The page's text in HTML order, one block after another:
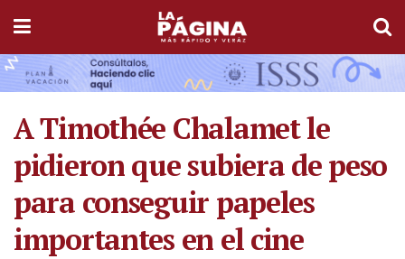
A Timothée Chalamet le
pidieron que subiera de peso
para conseguir papeles
importantes en el cine